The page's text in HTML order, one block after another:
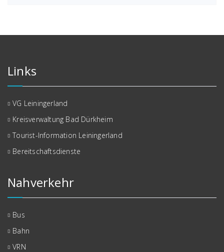
Links
VG Leiningerland
Kreisverwaltung Bad Dürkheim
Tourist-Information Leiningerland
Bereitschaftsdienste
Nahverkehr
Bus
Bahn
VRN